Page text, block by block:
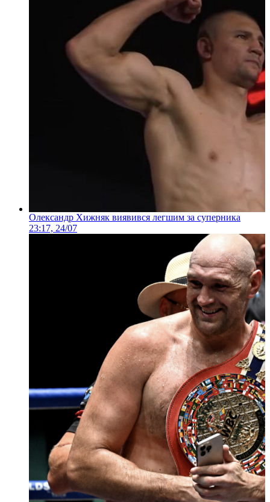
Олександр Хижняк виявився легшим за суперника
23:17, 24/07